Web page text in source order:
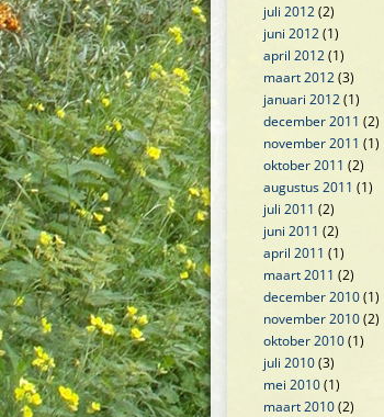
juli 2012(2)
juni 2012(1)
april 2012(1)
maart 2012(3)
januari 2012(1)
december 2011 (2)
november 2011 (1)
oktober 2011 (2)
augustus 2011 (1)
juli 2011 (2)
juni 2011 (2)
april 2011 (1)
maart 2011 (2)
december 2010(1)
november 2010(2)
oktober 2010(1)
juli 2010(3)
mei 2010(1)
maart 2010(2)